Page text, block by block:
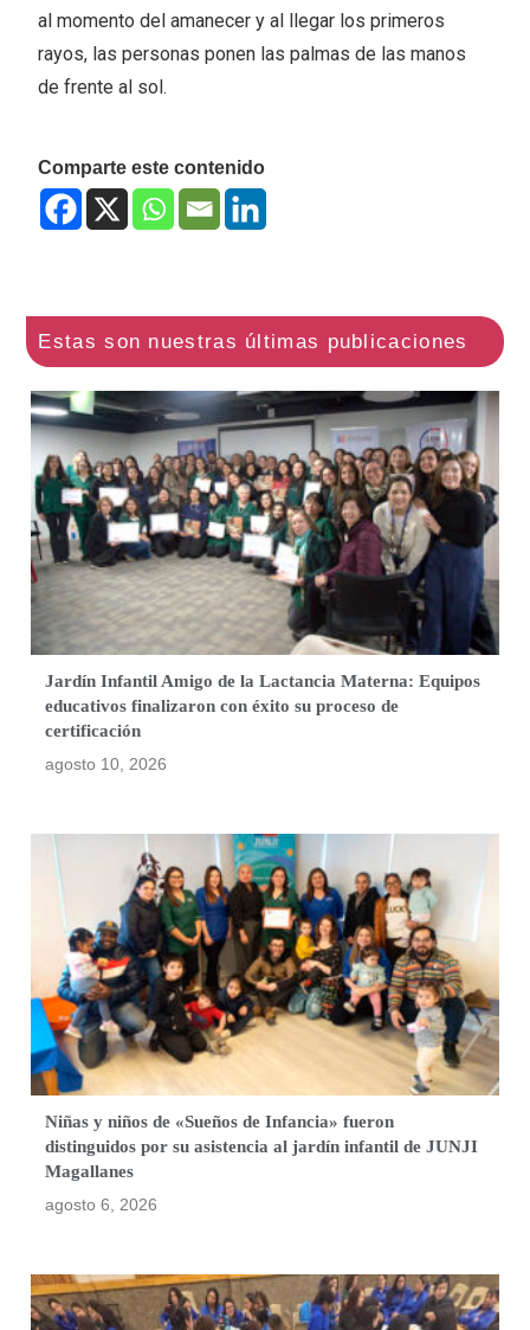
al momento del amanecer y al llegar los primeros
rayos, las personas ponen las palmas de las manos
de frente al sol.
Comparte este contenido
Jardín Infantil Amigo de la Lactancia Materna: Equipos
educativos finalizaron con éxito su proceso de
certificación
agosto 10, 2026
Niñas y niños de «Sueños de Infancia» fueron
distinguidos por su asistencia al jardín infantil de JUNJI
Magallanes
agosto 6, 2026